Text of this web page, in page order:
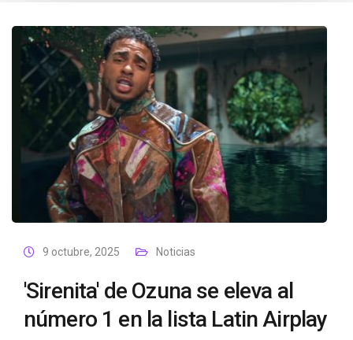
9 octubre, 2025 Noticias
'Sirenita' de Ozuna se eleva al
número 1 en la lista Latin Airplay